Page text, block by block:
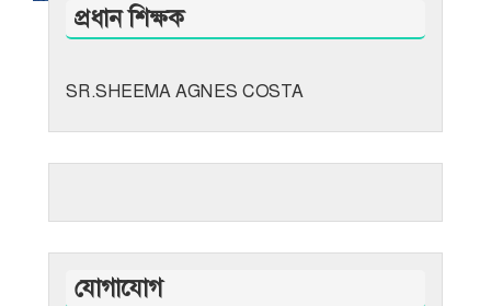
প্রধান শিক্ষক
SR.SHEEMA AGNES COSTA
যোগাযোগ